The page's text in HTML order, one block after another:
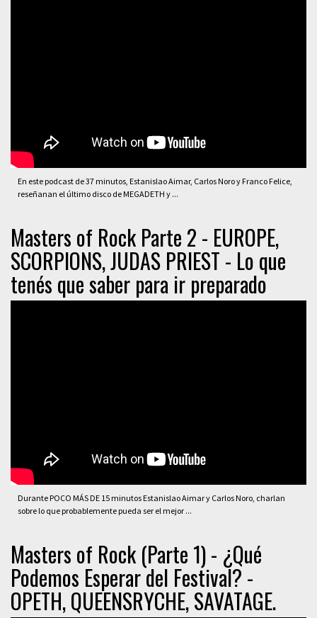
En este podcast de 37 minutos, Estanislao Aimar, Carlos Noro y Franco Felice,
reseñanan el último disco de MEGADETH y ...
Masters of Rock Parte 2 - EUROPE,
SCORPIONS, JUDAS PRIEST - Lo que
tenés que saber para ir preparado
Durante POCO MÁS DE 15 minutos Estanislao Aimar y Carlos Noro, charlan
sobre lo que probablemente pueda ser el mejor ...
Masters of Rock (Parte 1) - ¿Qué
Podemos Esperar del Festival? -
OPETH, QUEENSRYCHE, SAVATAGE.